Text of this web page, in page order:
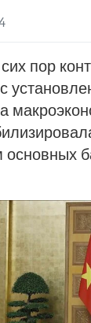
пор
с
основных